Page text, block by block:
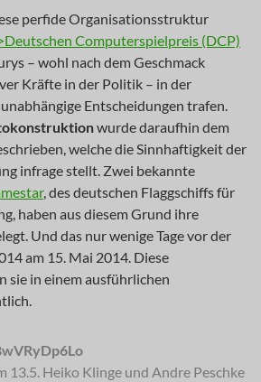
perfide Organisationsstruktur
Computerspielpreis (DCP)
– wohl nach dem Geschmack
Kräfte in der Politik – in der
Entscheidungen trafen.
wurde daraufhin dem
welche die Sinnhaftigkeit der
infrage stellt. Zwei bekannte
, des deutschen Flaggschiffs für
haben aus diesem Grund ihre
Und das nur wenige Tage vor der
am 15. Mai 2014. Diese
sie in einem ausführlichen
13.5. Heiko Klinge und Andre Peschke